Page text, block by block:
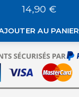
14,90 €
AU PANIER